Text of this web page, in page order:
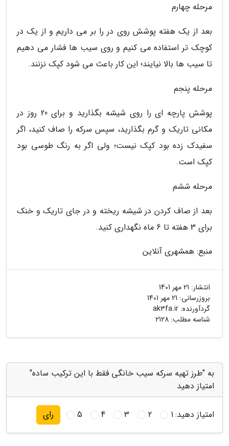
مرحله چهارم
بعد از یک هفته پوشش روی در را بر می داریم و از یک در
کوچک تر استفاده می کنیم و روی سیب ها فشار می دهیم
تا سیب ها بالا نیایند؛ این کار باعث می شود کپک نزنند.
مرحله پنجم
پوشش پارچه ای را روی شیشه بگذارید و برای 20 روز در
مکانی تاریک و گرم بگذارید، سپس سرکه را صاف کنید، اگر
سفیدک زده بود کپک نیست؛ ولی اگر به رنگ طوسی بود
کپک است.
مرحله ششم
بعد از صاف کردن در شیشه ریخته و در جای تاریک و خنک
برای 3 هفته تا 6 ماه نگهداری کنید.
منبع: همشهری آنلاین
انتشار: 21 مهر 1401
بروزرسانی: 21 مهر 1401
گردآورنده: ak3fa.ir
شناسه مطلب: 2128
به "طرز تهیه سرکه سیب خانگی فقط با این ترکیب ساده"
امتیاز دهید
امتیاز دهید:1
2
3
4
5 رای